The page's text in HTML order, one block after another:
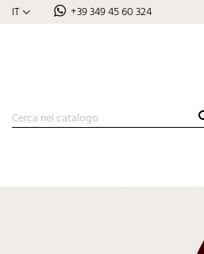
IT +39 349 45 60 324